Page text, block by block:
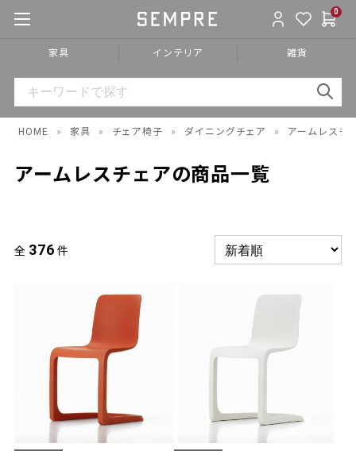
0
家具 インテリア 雑貨
HOME » 家具 » チェア椅子 » ダイニングチェア » アームレスチ
アームレスチェアの商品一覧
全 376 件